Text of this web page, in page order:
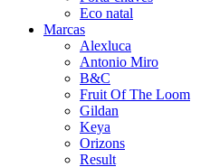
Eco natal
Marcas
Alexluca
Antonio Miro
B&C
Fruit Of The Loom
Gildan
Keya
Orizons
Result